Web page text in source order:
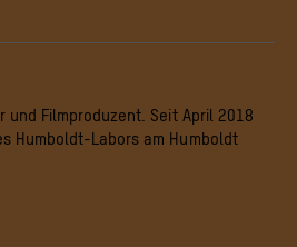
und Filmproduzent. Seit April 2018
Humboldt-Labors am Humboldt